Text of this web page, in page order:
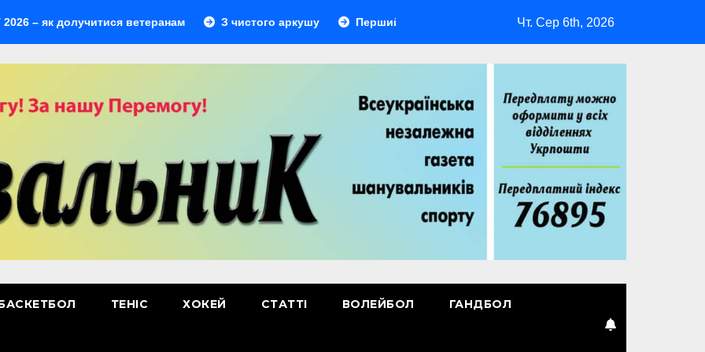
долучитися ветеранам З чистого аркушу Перший лідер Повернення Мудрика Втрачені ілюзії
Чт. Сер 6th, 2026
ТЕНІС ХОКЕЙ СТАТТІ ВОЛЕЙБОЛ ГАНДБОЛ